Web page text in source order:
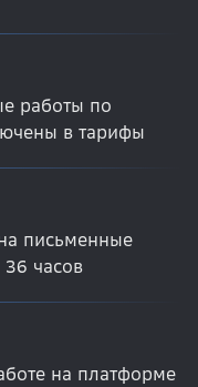
работы по
в тарифы
письменные
36 часов
на платформе